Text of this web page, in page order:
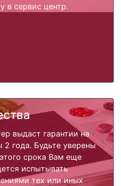
в сервис центр.
выдаст гарантии на
2 года. Будьте уверены
срока Вам еще
испытывать
тех или иных